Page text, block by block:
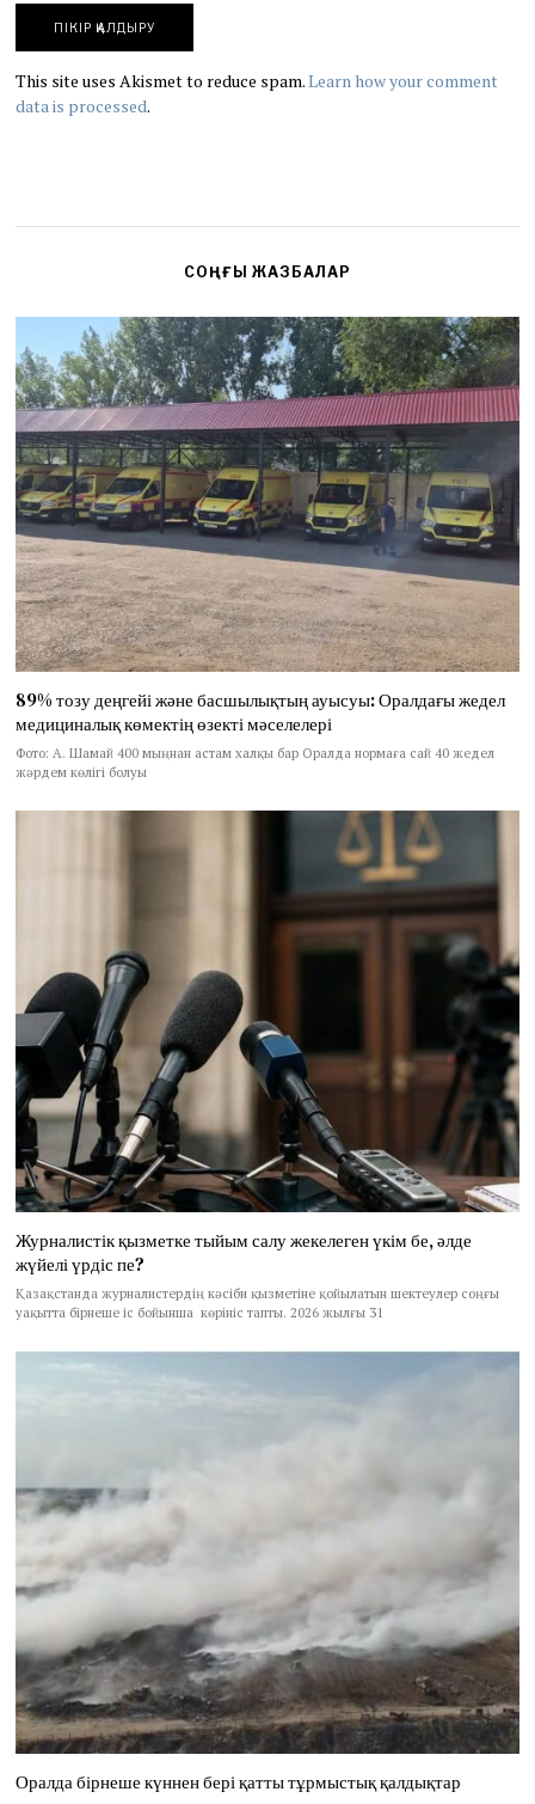
This site uses Akismet to reduce spam.Learn how your comment
data is processed.
СОҢҒЫ ЖАЗБАЛАР
89% тозу деңгейі және басшылықтың ауысуы: Оралдағы жедел
медициналық көмектің өзекті мәселелері
Фото: А. Шамай 400 мыңнан астам халқы бар Оралда нормаға сай 40 жедел
жәрдем көлігі болуы
Журналистік қызметке тыйым салу жекелеген үкім бе, әлде
жүйелі үрдіс пе?
Қазақстанда журналистердің кәсіби қызметіне қойылатын шектеулер соңғы
уақытта бірнеше іс бойынша көрініс тапты. 2026 жылғы 31
Оралда бірнеше күннен бері қатты тұрмыстық қалдықтар